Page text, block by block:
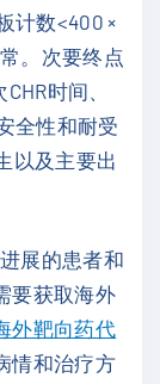
计数<400 ×
。次要终点
时间、
全性和耐受
以及主要出
展的患者和
要获取海外
外靶向药代
情和治疗方